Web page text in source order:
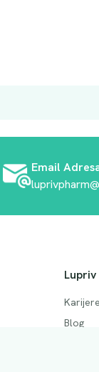
Email
Lupriv
Karijere
Blog